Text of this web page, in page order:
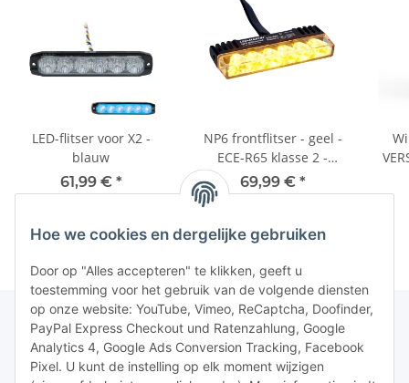
Hoe we cookies en dergelijke gebruiken
Door op "Alles accepteren" te klikken, geeft u
toestemming voor het gebruik van de volgende diensten
op onze website: YouTube, Vimeo, ReCaptcha, Doofinder,
PayPal Express Checkout und Ratenzahlung, Google
Analytics 4, Google Ads Conversion Tracking, Facebook
Pixel. U kunt de instelling op elk moment wijzigen
LED-flitser voor X2 -
blauw
61,99 € *
NP6 frontflitser - geel -
ECE-R65 klasse 2 -
dag-/nachtstand
69,99 € *